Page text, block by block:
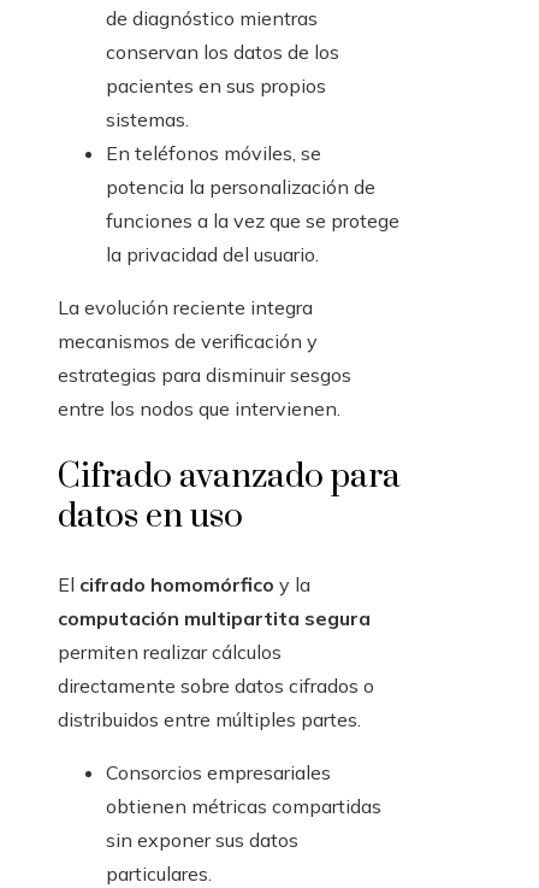
de diagnóstico mientras
conservan los datos de los
pacientes en sus propios
sistemas.
En teléfonos móviles, se
potencia la personalización de
funciones a la vez que se protege
la privacidad del usuario.
La evolución reciente integra
mecanismos de verificación y
estrategias para disminuir sesgos
entre los nodos que intervienen.
Cifrado avanzado para
datos en uso
El cifrado homomórfico y la
computación multipartita segura
permiten realizar cálculos
directamente sobre datos cifrados o
distribuidos entre múltiples partes.
Consorcios empresariales
obtienen métricas compartidas
sin exponer sus datos
particulares.